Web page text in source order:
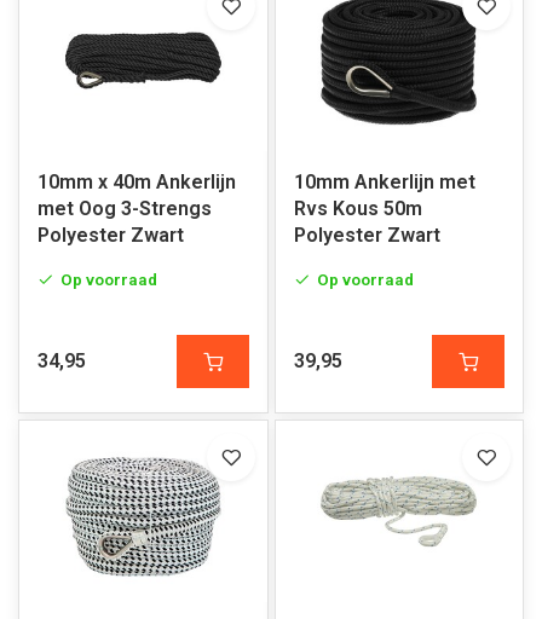
10mm x 40m Ankerlijn
met Oog 3-Strengs
Polyester Zwart
Op voorraad
34,95
10mm Ankerlijn met
Rvs Kous 50m
Polyester Zwart
Op voorraad
39,95